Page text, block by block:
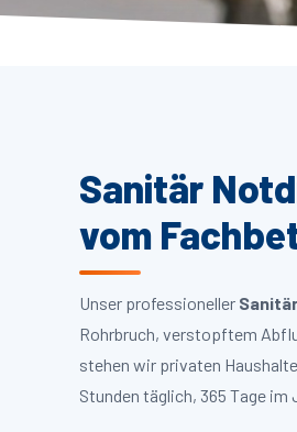
Sanitär
vom
Unser professioneller
Rohrbruch, verstopftem
stehen wir privaten
Stunden täglich, 365 Tage im